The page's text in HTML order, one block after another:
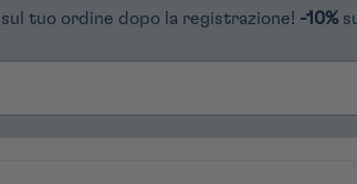
tuo ordine dopo la registrazione! -10%